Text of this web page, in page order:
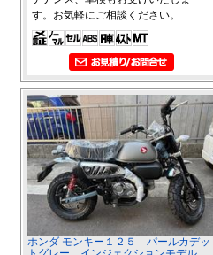
す。お気軽にご相談ください。
ホンダ モンキー１２５ パールカデッ